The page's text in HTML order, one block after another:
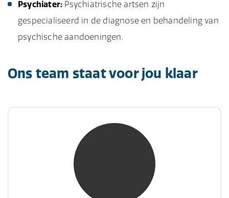
Psychiater: Psychiatrische artsen zijn
gespecialiseerd in de diagnose en behandeling van
psychische aandoeningen.
Ons team staat voor jou klaar
mw. mr. S. Gholamalian
NIVRE Register-Expert
“Als je de richting van de wind niet kunt
veranderen, verander dan de stand van je